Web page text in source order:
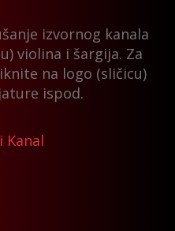
izvornog kanala
violina i šargija. Za
na logo (sličicu)
ispod.